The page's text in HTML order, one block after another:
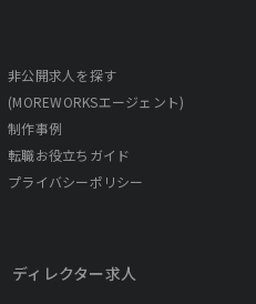
非公開求人を探す
(MOREWORKSエージェント)
制作事例
転職お役立ちガイド
プライバシーポリシー
ディレクター求人